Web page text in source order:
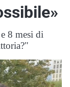
8 mesi di